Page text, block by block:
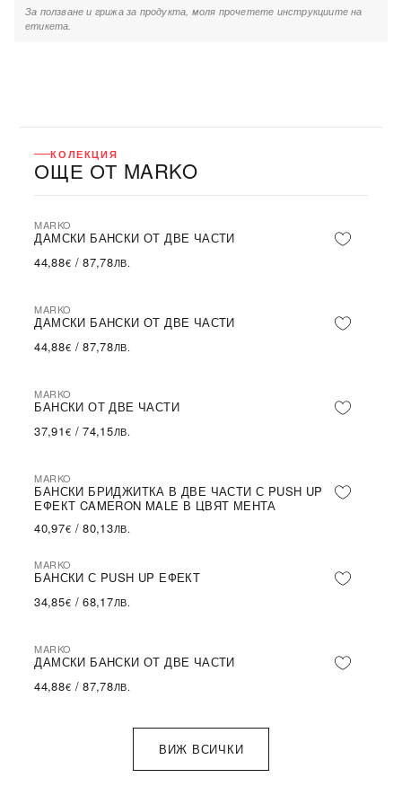
За ползване и грижа за продукта, моля прочетете инструкциите на
етикета.
КОЛЕКЦИЯ
ОЩЕ ОТ MARKO
MARKO
ДАМСКИ БАНСКИ ОТ ДВЕ ЧАСТИ
44,88€ /87,78ЛВ.
MARKO
ДАМСКИ БАНСКИ ОТ ДВЕ ЧАСТИ
44,88€ /87,78ЛВ.
MARKO
БАНСКИ ОТ ДВЕ ЧАСТИ
37,91€ /74,15ЛВ.
MARKO
БАНСКИ БРИДЖИТКА В ДВЕ ЧАСТИ С PUSH UP
ЕФЕКТ CAMERON MALE В ЦВЯТ МЕНТА
40,97€ /80,13ЛВ.
MARKO
БАНСКИ С PUSH UP ЕФЕКТ
34,85€ /68,17ЛВ.
MARKO
ДАМСКИ БАНСКИ ОТ ДВЕ ЧАСТИ
44,88€ /87,78ЛВ.
ВИЖ ВСИЧКИ